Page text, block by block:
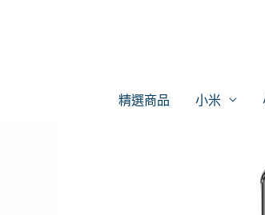
精選商品 小米